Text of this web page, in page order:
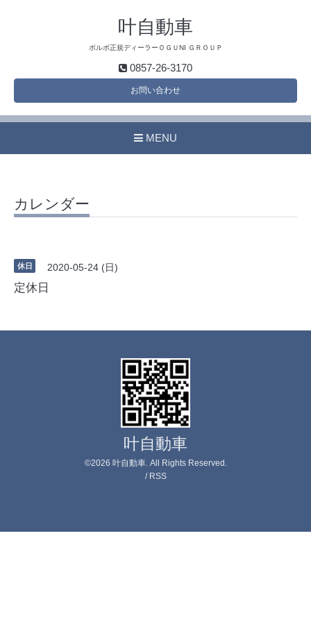
叶自動車
ボルボ正規ディーラーＯＧＵNI ＧＲＯＵＰ
0857-26-3170
お問い合わせ
MENU
カレンダー
休日 2020-05-24 (日)
定休日
叶自動車
©2026 叶自動車. All Rights Reserved.
/ RSS